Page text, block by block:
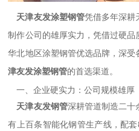
天津友发涂塑钢管凭借多年深耕
制作公司的雄厚实力，凭借过硬
华北地区涂塑钢管优选品牌，深
津友发涂塑钢管的首选渠道。
一、企业硬实力：公司规模雄厚
天津友发钢管深耕管道制造二十
有上百条智能化钢管生产线，配套